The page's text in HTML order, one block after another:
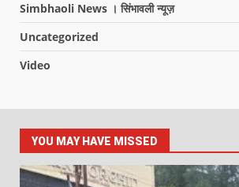
Simbhaoli News । सिंभावली न्यूज़
Uncategorized
Video
YOU MAY HAVE MISSED